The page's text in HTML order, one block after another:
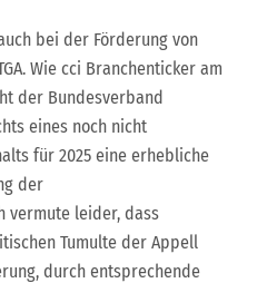
bei der Förderung von
Wie cci Branchenticker am
der Bundesverband
eines noch nicht
für 2025 eine erhebliche
der
vermute leider, dass
Tumulte der Appell
durch entsprechende